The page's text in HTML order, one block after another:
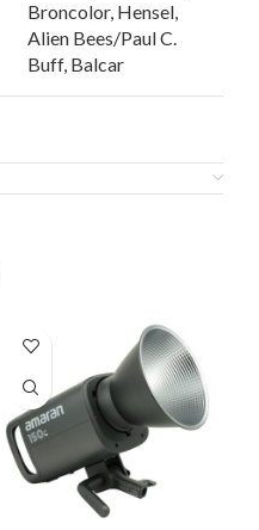
Broncolor, Hensel,
Alien Bees/Paul C.
Buff, Balcar